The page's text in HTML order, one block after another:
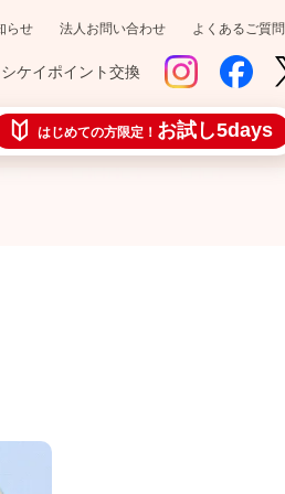
らせ 法人お問い合わせ よくあるご質問
シケイポイント交換
はじめての方限定！ お試し5days